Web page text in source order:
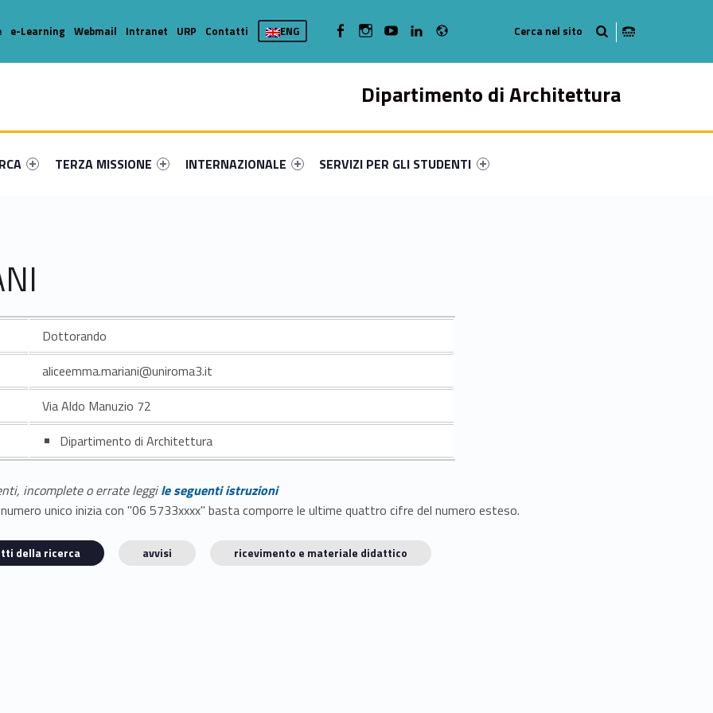
Dipartimento di Architettura
primary-63824-16
#link-menu-primary-49665-36
Link identifier #link-menu-primary-13988-46
TERZA MISSIONE
Link identifier #link-menu-primary-51127-49
INTERNAZIONALE
Link identifier #link-menu-primary-73648-57
SERVIZI PER GLI STUDENTI
e-Learning Webmail Intranet URP Contatti ENG WebMan on FacebookWebMan on Instagram
WebMan on YoutubeWebMan on Linkedin
Dottorando
aliceemma.mariani@uniroma3.it
Via Aldo Manuzio 72
Dipartimento di Architettura
incomplete o errate leggile seguenti istruzioni
unico inizia con "06 5733xxxx" basta comporre le ultime quattro cifre del numero esteso.
della ricerca avvisi ricevimento e materiale didattico